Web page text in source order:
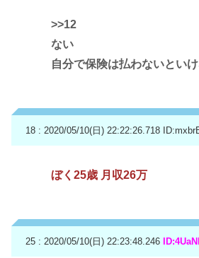
>>12
ない
自分で保険は払わないとい
18 : 2020/05/10(日) 22:22:26.718
ぼく25歳 月収26万
25 : 2020/05/10(日) 22:23:48.246